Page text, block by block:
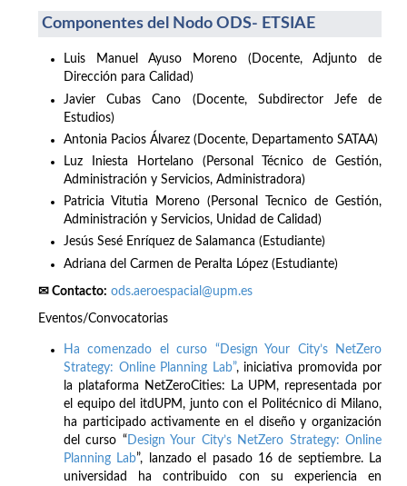
Componentes del Nodo ODS- ETSIAE
Luis Manuel Ayuso Moreno (Docente, Adjunto de
Dirección para Calidad)
Javier Cubas Cano (Docente, Subdirector Jefe de
Estudios)
Antonia Pacios Álvarez (Docente, Departamento SATAA)
Luz Iniesta Hortelano (Personal Técnico de Gestión,
Administración y Servicios, Administradora)
Patricia Vitutia Moreno (Personal Tecnico de Gestión,
Administración y Servicios, Unidad de Calidad)
Jesús Sesé Enríquez de Salamanca (Estudiante)
Adriana del Carmen de Peralta López (Estudiante)
✉ Contacto: ods.aeroespacial@upm.es
Eventos/Convocatorias
Ha comenzado el curso “Design Your City’s NetZero
Strategy: Online Planning Lab”, iniciativa promovida por
la plataforma NetZeroCities: La UPM, representada por
el equipo del itdUPM, junto con el Politécnico di Milano,
ha participado activamente en el diseño y organización
del curso “Design Your City’s NetZero Strategy: Online
Planning Lab”, lanzado el pasado 16 de septiembre. La
universidad ha contribuido con su experiencia en